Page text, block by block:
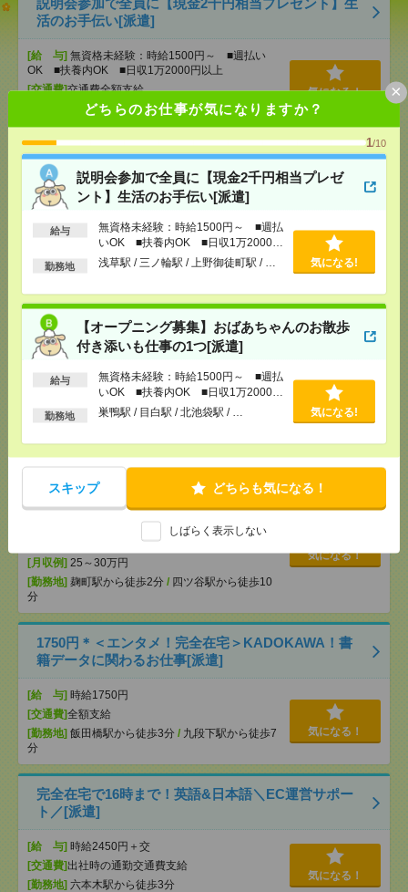
どちらのお仕事が気になりますか？
1/10
説明会参加で全員に【現金2千円相当プレゼ
ント】生活のお手伝い[派遣]
給与
無資格未経験：時給1500円～ ■週払
いOK ■扶養内OK ■日収1万2000円
以上
勤務地 浅草駅 / 三ノ輪駅 / 上野御徒町駅 / … 気になる!
【オープニング募集】おばあちゃんのお散歩
付き添いも仕事の1つ[派遣]
給与
無資格未経験：時給1500円～ ■週払
いOK ■扶養内OK ■日収1万2000円
以上
勤務地 巣鴨駅 / 目白駅 / 北池袋駅 / … 気になる!
スキップ どちらも気になる！
しばらく表示しない
×
説明会参加で全員に【現金2千円相当プレゼント】生
活のお手伝い[派遣]
[給 与] 無資格未経験：時給1500円～ ■週払い
OK ■扶養内OK ■日収1万2000円以上
[交通費]交通費全額支給
浅草駅/ 三ノ輪駅/上野御徒町駅/…
気になる！
【オープニング募集】おばあちゃんのお散歩付き添
いも仕事の1つ[派遣]
[給 与]無資格未経験：時給1500円～ ■週払い
OK ■扶養内OK ■日収1万2000円以上
交通費全額支給
[勤務地]巣鴨駅/目白駅/ 北池袋駅 /…
気になる！
1800円＊週3日＜残業なし！＞データ編集など事務の
お仕事！＠押上[派遣]
[給 与]時給1800円
[交通費]全額支給
押上駅から徒歩3分
気になる！
時給2300円！16時まで＊残業ほぼなし▼服装自由＊
化粧品メーカーで治験関連[派遣]
[給 与]時給2300円 月収例 27万円 時給2300円×
実働6h×週5日×4週 ※月収例を保証するものではあ
1ヶ月3万円を上限として実費支給
[月収例] 25～30万円
[勤務地] 麹町駅から徒歩2分 / 四ツ谷駅から徒歩10
分
気になる！
1750円＊＜エンタメ！完全在宅＞KADOKAWA！書
籍データに関わるお仕事[派遣]
[給 与] 時給1750円
[交通費]全額支給
[勤務地] 飯田橋駅から徒歩3分 / 九段下駅から徒歩7
分
気になる！
完全在宅で16時まで！英語&日本語＼EC運営サポー
ト／[派遣]
[給 与] 時給2450円＋交
[交通費]出社時の通勤交通費支給
[勤務地] 六本木駅から徒歩3分
気になる！